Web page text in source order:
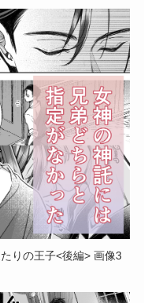
りの王子<後編> 画像3